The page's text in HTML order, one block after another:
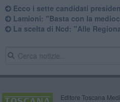
Ecco i sette candidati
Lamioni: "Basta con la
La scelta di Ncd: "Alle
Editore Toscana